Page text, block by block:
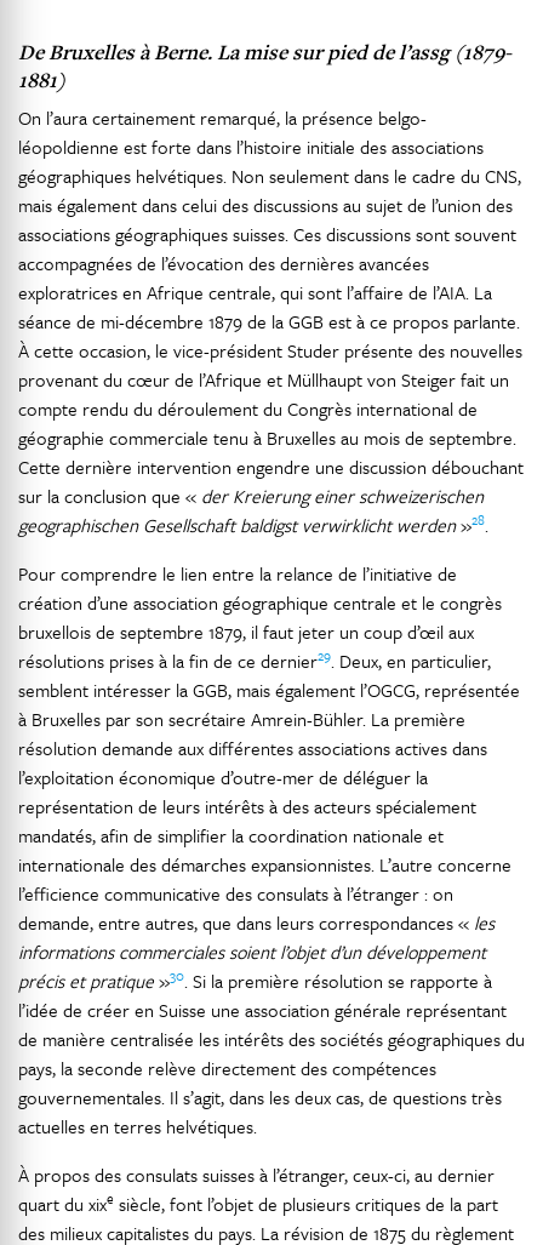
De Bruxelles à Berne. La mise sur pied de l’assg (1879-
1881)
On l’aura certainement remarqué, la présence belgo-
léopoldienne est forte dans l’histoire initiale des associations
géographiques helvétiques. Non seulement dans le cadre du CNS,
mais également dans celui des discussions au sujet de l’union des
associations géographiques suisses. Ces discussions sont souvent
accompagnées de l’évocation des dernières avancées
exploratrices en Afrique centrale, qui sont l’affaire de l’AIA. La
séance de mi-décembre 1879 de la GGB est à ce propos parlante.
À cette occasion, le vice-président Studer présente des nouvelles
provenant du cœur de l’Afrique et Müllhaupt von Steiger fait un
compte rendu du déroulement du Congrès international de
géographie commerciale tenu à Bruxelles au mois de septembre.
Cette dernière intervention engendre une discussion débouchant
sur la conclusion que « der Kreierung einer schweizerischen
geographischen Gesellschaft baldigst verwirklicht werden»28.
Pour comprendre le lien entre la relance de l’initiative de
création d’une association géographique centrale et le congrès
bruxellois de septembre 1879, il faut jeter un coup d’œil aux
résolutions prises à la fin de ce dernier29. Deux, en particulier,
semblent intéresser la GGB, mais également l’OGCG, représentée
à Bruxelles par son secrétaire Amrein-Bühler. La première
résolution demande aux différentes associations actives dans
l’exploitation économique d’outre-mer de déléguer la
représentation de leurs intérêts à des acteurs spécialement
mandatés, afin de simplifier la coordination nationale et
internationale des démarches expansionnistes. L’autre concerne
l’efficience communicative des consulats à l’étranger : on
demande, entre autres, que dans leurs correspondances « les
informations commerciales soient l’objet d’un développement
précis et pratique»30. Si la première résolution se rapporte à
l’idée de créer en Suisse une association générale représentant
de manière centralisée les intérêts des sociétés géographiques du
pays, la seconde relève directement des compétences
gouvernementales. Il s’agit, dans les deux cas, de questions très
actuelles en terres helvétiques.
À propos des consulats suisses à l’étranger, ceux-ci, au dernier
quart du xixe siècle, font l’objet de plusieurs critiques de la part
des milieux capitalistes du pays. La révision de 1875 du règlement